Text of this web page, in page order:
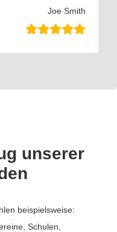
Joe Smith
unserer
beispielsweise:
Schulen,